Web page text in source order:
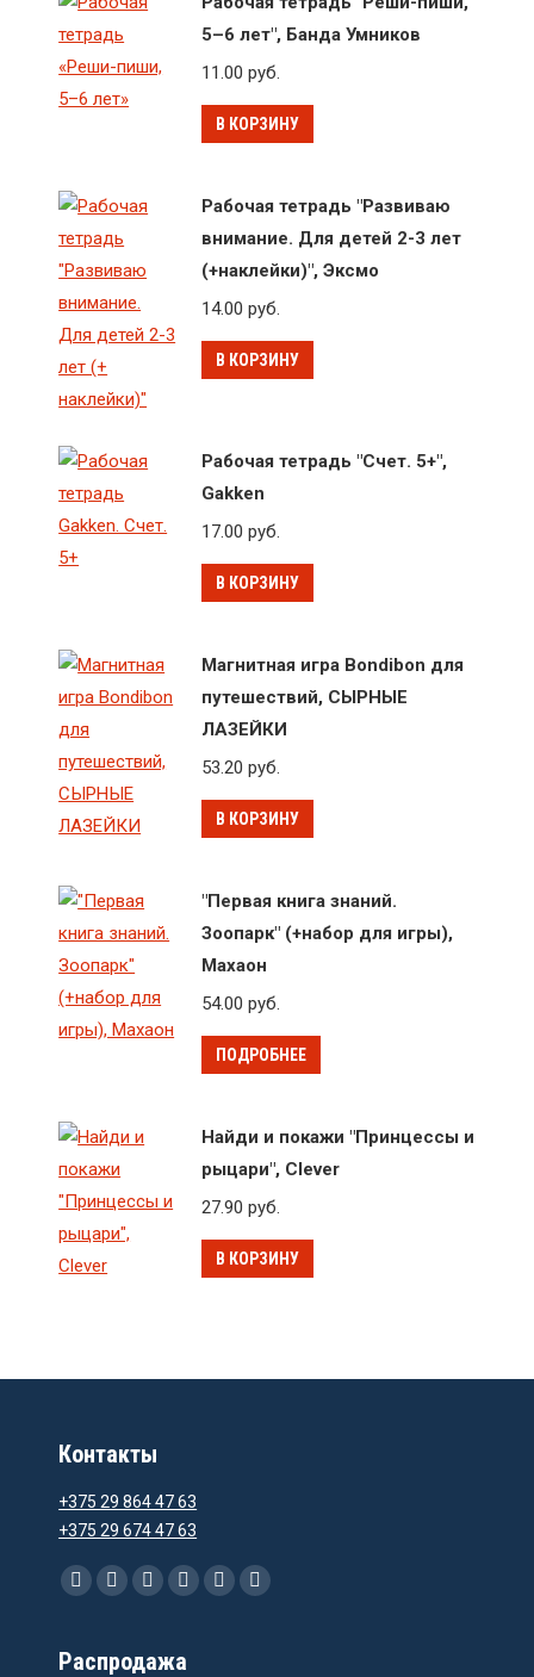
5–6 лет", Банда Умников
11.00руб.
В КОРЗИНУ
Рабочая тетрадь "Развиваю
внимание. Для детей 2-3 лет
(+наклейки)", Эксмо
14.00руб.
В КОРЗИНУ
Рабочая тетрадь "Счет. 5+",
Gakken
17.00руб.
В КОРЗИНУ
Магнитная игра Bondibon для
путешествий, СЫРНЫЕ
ЛАЗЕЙКИ
53.20руб.
В КОРЗИНУ
"Первая книга знаний.
Зоопарк" (+набор для игры),
Махаон
54.00руб.
ПОДРОБНЕЕ
Найди и покажи "Принцессы и
рыцари", Clever
27.90руб.
В КОРЗИНУ
Контакты
+375 29 864 47 63
+375 29 674 47 63
Ищите нас:
FacebookInstagram
EmailViberWhatsAppTelegram
Распродажа